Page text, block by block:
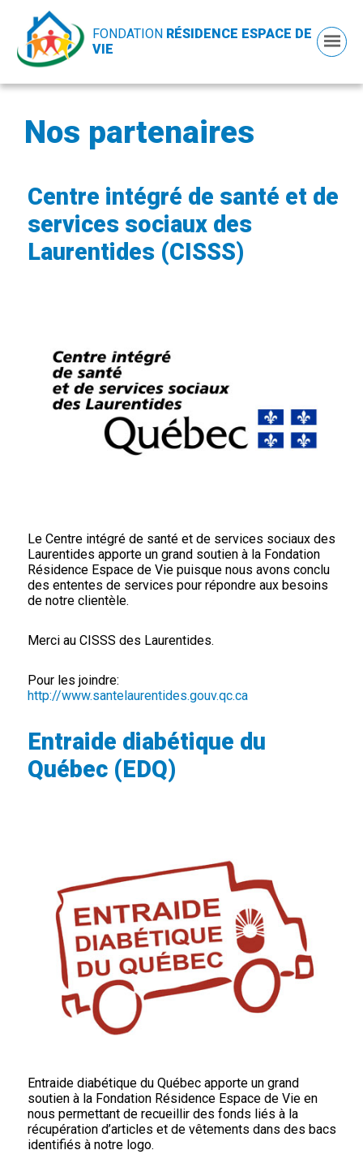
FONDATION RÉSIDENCE ESPACE DE
VIE
Nos partenaires
Centre intégré de santé et de
services sociaux des
Laurentides (CISSS)
Le Centre intégré de santé et de services sociaux des
Laurentides apporte un grand soutien à la Fondation
Résidence Espace de Vie puisque nous avons conclu
des ententes de services pour répondre aux besoins
de notre clientèle.
Merci au CISSS des Laurentides.
Pour les joindre:
http://www.santelaurentides.gouv.qc.ca
Entraide diabétique du
Québec (EDQ)
Entraide diabétique du Québec apporte un grand
soutien à la Fondation Résidence Espace de Vie en
nous permettant de recueillir des fonds liés à la
récupération d’articles et de vêtements dans des bacs
identifiés à notre logo.